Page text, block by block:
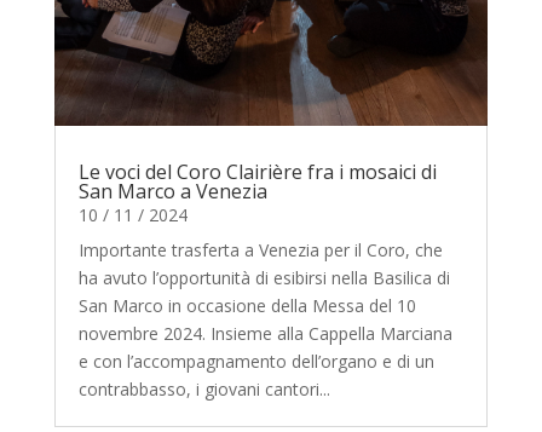
Le voci del Coro Clairière fra i mosaici di
San Marco a Venezia
10 / 11 / 2024
Importante trasferta a Venezia per il Coro, che
ha avuto l’opportunità di esibirsi nella Basilica di
San Marco in occasione della Messa del 10
novembre 2024. Insieme alla Cappella Marciana
e con l’accompagnamento dell’organo e di un
contrabbasso, i giovani cantori...